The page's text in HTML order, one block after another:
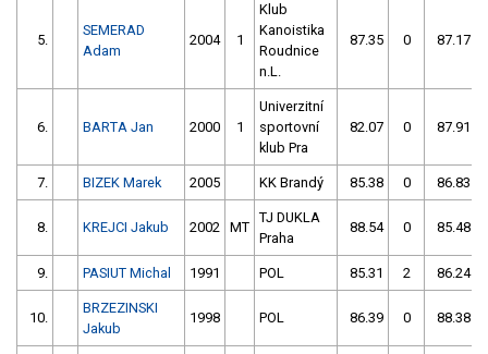
5.
SEMERAD
Adam
2004 1
Klub
Kanoistika
Roudnice
n.L.
87.35 0 87.17
6. BARTA Jan 2000 1
Univerzitní
sportovní
klub Pra
82.07 0 87.91
7. BIZEK Marek 2005 KK Brandý 85.38 0 86.83
8. KREJCI Jakub 2002 MT
TJ DUKLA
Praha
88.54 0 85.48
9. PASIUT Michal 1991 POL 85.31 2 86.24
10.
BRZEZINSKI
Jakub
1998 POL 86.39 0 88.38